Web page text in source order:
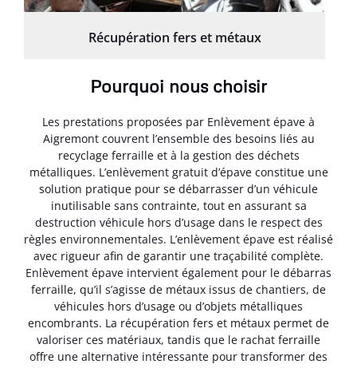
Récupération fers et métaux
Pourquoi nous choisir
Les prestations proposées par Enlèvement épave à
Aigremont couvrent l’ensemble des besoins liés au
recyclage ferraille et à la gestion des déchets
métalliques. L’enlèvement gratuit d’épave constitue une
solution pratique pour se débarrasser d’un véhicule
inutilisable sans contrainte, tout en assurant sa
destruction véhicule hors d’usage dans le respect des
règles environnementales. L’enlèvement épave est réalisé
avec rigueur afin de garantir une traçabilité complète.
Enlèvement épave intervient également pour le débarras
ferraille, qu’il s’agisse de métaux issus de chantiers, de
véhicules hors d’usage ou d’objets métalliques
encombrants. La récupération fers et métaux permet de
valoriser ces matériaux, tandis que le rachat ferraille
offre une alternative intéressante pour transformer des